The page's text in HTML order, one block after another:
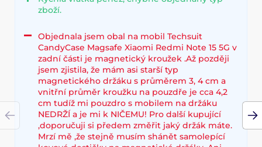
zboží.
Objednala jsem obal na mobil Techsuit
CandyCase Magsafe Xiaomi Redmi Note 15 5G v
zadní části je magnetický kroužek .Až později
jsem zjistila, že mám asi starší typ
magnetického držáku s průměrem 3, 4 cm a
vnitřní průměr kroužku na pouzdře je cca 4,2
cm tudíž mi pouzdro s mobilem na držáku
NEDRŽÍ a je mi k NIČEMU! Pro další kupující
,doporučuji si předem změřit jaký držák máte.
Mrzí mě ,že stejně musím shánět samolepící